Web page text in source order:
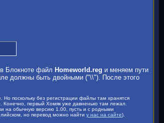
в Блокноте файл Homeworld.reg и меняем пути
должны быть двойными ("\\"). После этого
Но поскольку без регистрации файлы там хранятся
первый Хомяк уже давненько там лежал.
на обычную версию 1.00, пусть и с родными
но перевод можно найти у нас на сайте).